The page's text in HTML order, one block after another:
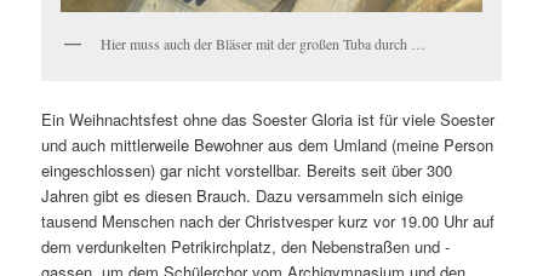
Hier muss auch der Bläser mit der großen Tuba durch …
Ein Weihnachtsfest ohne das Soester Gloria ist für viele Soester
und auch mittlerweile Bewohner aus dem Umland (meine Person
eingeschlossen) gar nicht vorstellbar. Bereits seit über 300
Jahren gibt es diesen Brauch. Dazu versammeln sich einige
tausend Menschen nach der Christvesper kurz vor 19.00 Uhr auf
dem verdunkelten Petrikirchplatz, den Nebenstraßen und -